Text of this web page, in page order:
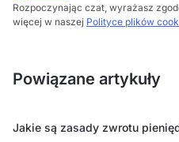
Rozpoczynając czat, wyrażasz
więcej w naszej Polityce plików
Powiązane artykuły
Jakie są zasady zwrotu